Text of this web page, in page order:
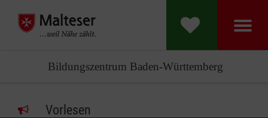
Bildungszentrum Baden-Württemberg
Vorlesen